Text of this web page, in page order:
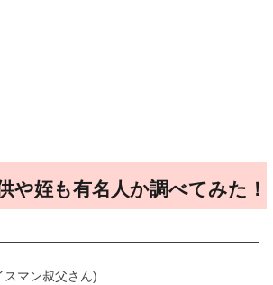
や姪も有名人か調べてみた！
スマン叔父さん)